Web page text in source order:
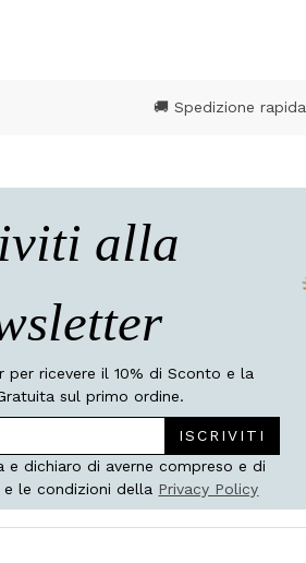
🚚 Spedizione rapida
alla
per ricevere il 10% di Sconto e la
sul primo ordine.
ISCRIVITI
dichiaro di averne compreso e di
le condizioni della Privacy Policy